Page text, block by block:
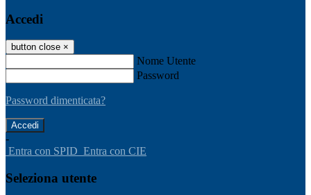
Accedi
button close ×
Nome Utente
Password
Password dimenticata?
-
Entra con SPID Entra con CIE
Seleziona utente